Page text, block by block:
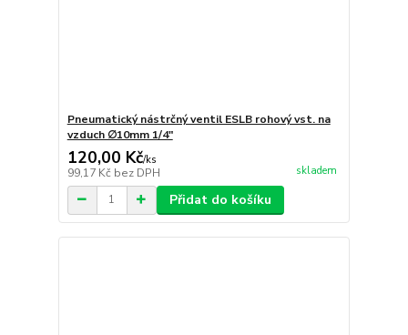
Pneumatický nástrčný ventil ESLB rohový vst. na
vzduch ∅10mm 1/4"
120,00 Kč/ks
99,17 Kč bez DPH skladem
Přidat do košíku